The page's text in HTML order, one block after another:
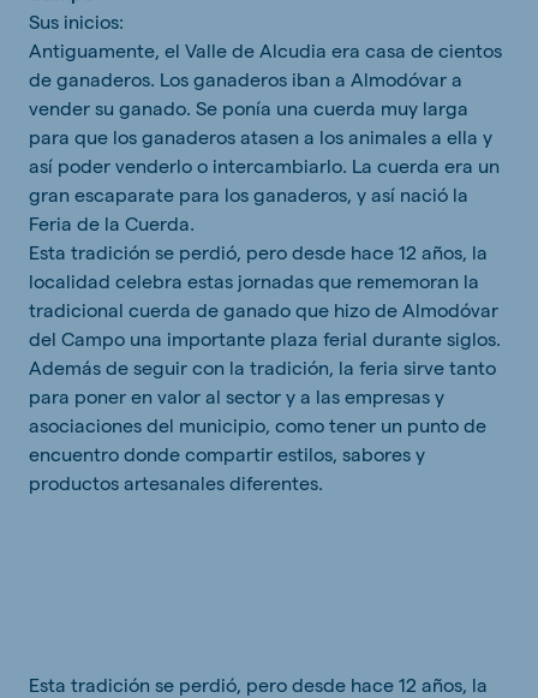
Sus inicios:
Antiguamente, el Valle de Alcudia era casa de cientos
de ganaderos. Los ganaderos iban a Almodóvar a
vender su ganado. Se ponía una cuerda muy larga
para que los ganaderos atasen a los animales a ella y
así poder venderlo o intercambiarlo. La cuerda era un
gran escaparate para los ganaderos, y así nació la
Feria de la Cuerda.
Esta tradición se perdió, pero desde hace 12 años, la
localidad celebra estas jornadas que rememoran la
tradicional cuerda de ganado que hizo de Almodóvar
del Campo una importante plaza ferial durante siglos.
Además de seguir con la tradición, la feria sirve tanto
para poner en valor al sector y a las empresas y
asociaciones del municipio, como tener un punto de
encuentro donde compartir estilos, sabores y
productos artesanales diferentes.
Esta tradición se perdió, pero desde hace 12 años, la